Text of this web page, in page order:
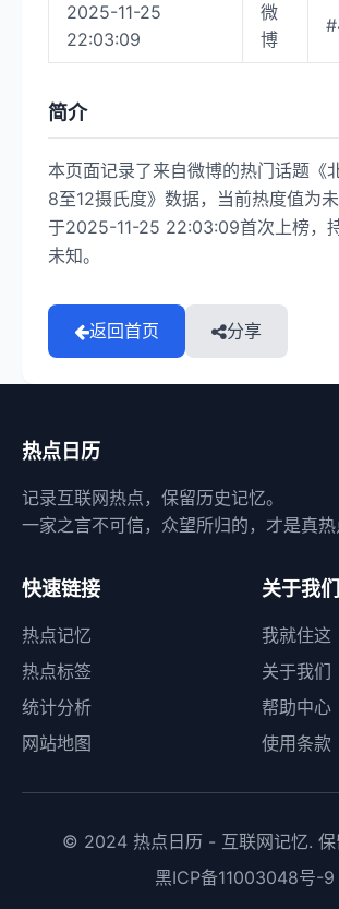
2025-11-25
22:03:09
微
博
简介
本页面记录了来自微博的热门话题《
8至12摄氏度》数据，当前热度值为
于2025-11-25 22:03:09首次上榜，
未知。
返回首页 分享
热点日历
记录互联网热点，保留历史记忆。
一家之言不可信，众望所归的，才是真热
快速链接
热点记忆
热点标签
统计分析
网站地图
关于我们
我就住这
关于我们
帮助中心
使用条款
© 2024 热点日历 - 互联网记忆. 保
黑ICP备11003048号-9